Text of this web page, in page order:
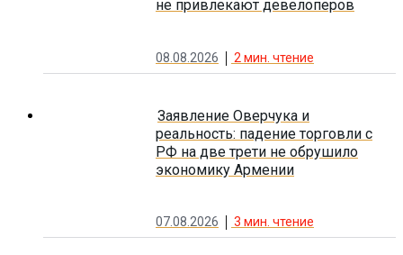
не привлекают девелоперов
08.08.2026 2 мин. чтение
Заявление Оверчука и
реальность: падение торговли с
РФ на две трети не обрушило
экономику Армении
07.08.2026 3 мин. чтение